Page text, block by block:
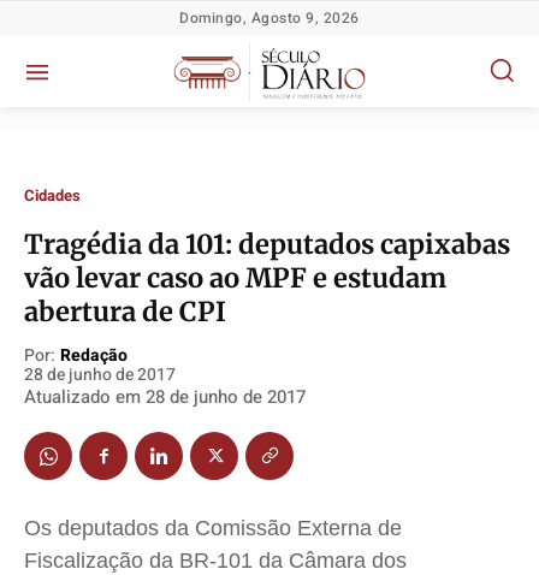
Política
Socioeconômicas
Justiça
Segurança
Saúde
Cidades
Política
Socioeconômicas
Justiça
Segurança
Saúde
Cidades
Política
Socioeconômicas
Justiça
Segurança
Saúde
Cidades
Política
Socioeconômicas
Justiça
Segurança
Saúde
Cidades
Domingo, Agosto 9, 2026
Cidades
Tragédia da 101: deputados capixabas
vão levar caso ao MPF e estudam
abertura de CPI
Por: Redação
28 de junho de 2017
Atualizado em 28 de junho de 2017
Os deputados da Comissão Externa de
Fiscalização da BR-101 da Câmara dos